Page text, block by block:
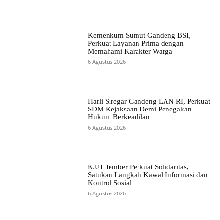
Kemenkum Sumut Gandeng BSI,
Perkuat Layanan Prima dengan
Memahami Karakter Warga
6 Agustus 2026
Harli Siregar Gandeng LAN RI, Perkuat
SDM Kejaksaan Demi Penegakan
Hukum Berkeadilan
6 Agustus 2026
KJJT Jember Perkuat Solidaritas,
Satukan Langkah Kawal Informasi dan
Kontrol Sosial
6 Agustus 2026